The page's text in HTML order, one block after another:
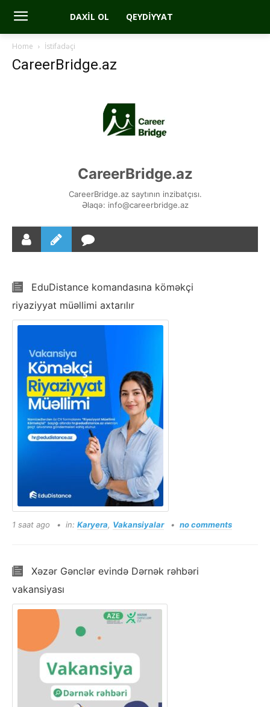
DAXIL OL QEYDIYYAT
Home İstifadəçi
CareerBridge.az
CareerBridge.az
CareerBridge.az saytının inzibatçısı.
Əlaqə: info@careerbridge.az
EduDistance komandasına köməkçi
riyaziyyat müəllimi axtarılır
1 saat ago in: Karyera, Vakansiyalar no comments
Xəzər Gənclər evində Dərnək rəhbəri
vakansiyası